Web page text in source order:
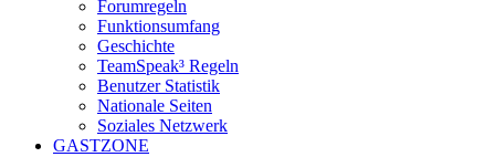
Forumregeln
Funktionsumfang
Geschichte
TeamSpeak³ Regeln
Benutzer Statistik
Nationale Seiten
Soziales Netzwerk
GASTZONE